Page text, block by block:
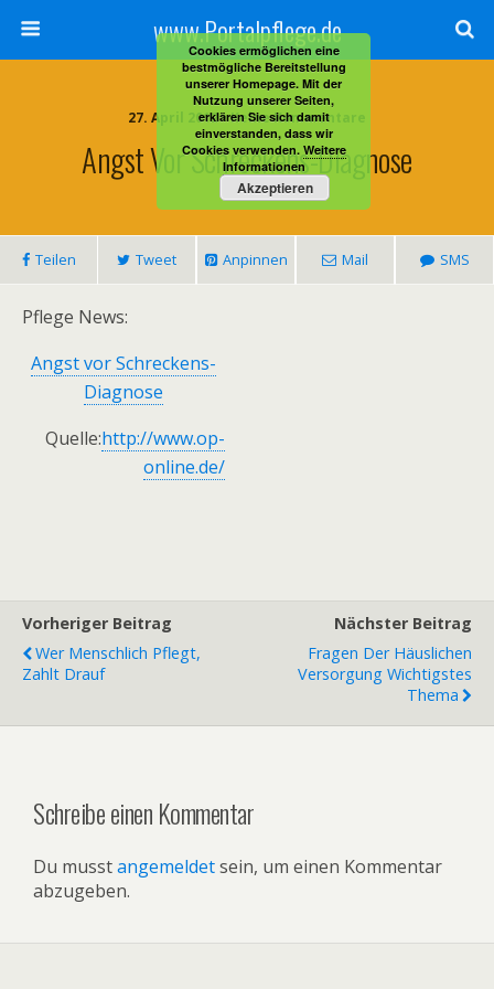
www.Portalpflege.de
27. April 2012 • Keine Kommentare
Angst Vor Schreckens-Diagnose
Teilen Tweet Anpinnen Mail SMS
Pflege News:
Angst vor Schreckens-
Diagnose
Quelle:http://www.op-
online.de/
Vorheriger Beitrag
Wer Menschlich Pflegt,
Zahlt Drauf
Nächster Beitrag
Fragen Der Häuslichen
Versorgung Wichtigstes
Thema
Schreibe einen Kommentar
Du musstangemeldetsein, um einen Kommentar
abzugeben.
Cookies ermöglichen eine
bestmögliche Bereitstellung
unserer Homepage. Mit der
Nutzung unserer Seiten,
erklären Sie sich damit
einverstanden, dass wir
Cookies verwenden. Weitere
Informationen
Akzeptieren